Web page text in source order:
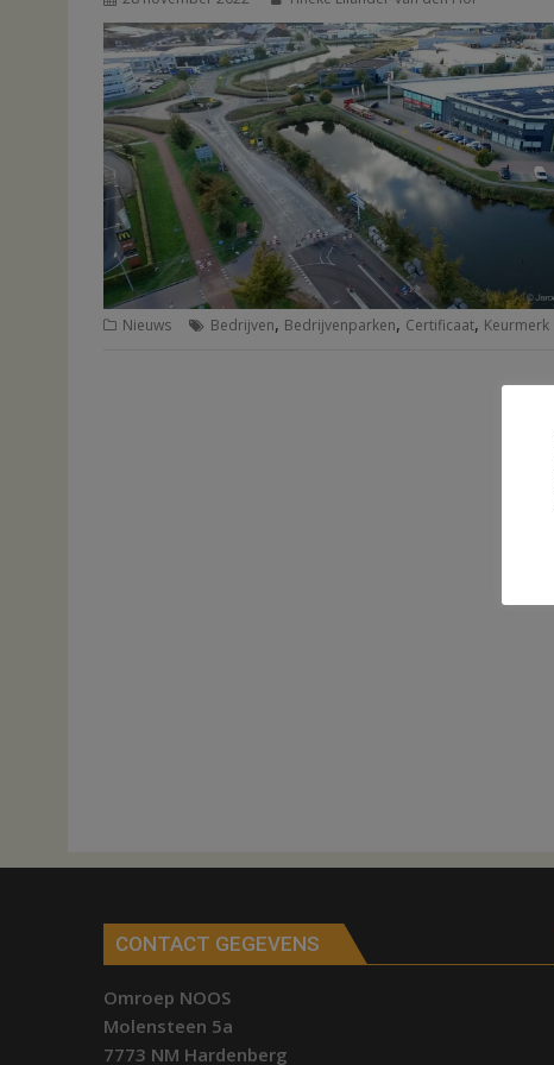
Nieuws Bedrijven, Bedrijvenparken, Certificaat, Keurmerk
CONTACT GEGEVENS
Omroep NOOS
Molensteen 5a
7773 NM Hardenberg